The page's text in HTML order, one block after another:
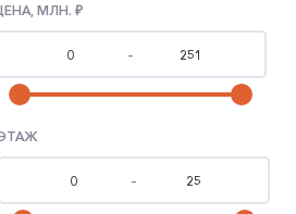
МЛН.
–
–